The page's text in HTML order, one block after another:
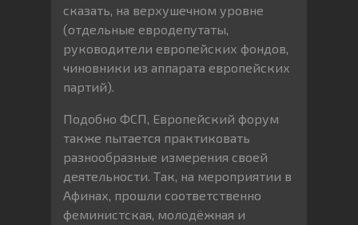
сказать, на верхушечном уровне
(отдельные евродепутаты,
руководители европейских фондов,
чиновники из аппарата европейских
партий).
Подобно ФСП, Европейский форум
также пытается практиковать
разнообразные измерения своей
деятельности. Так, на мероприятии в
Афинах, прошли соответственно
феминистская, молодёжная и